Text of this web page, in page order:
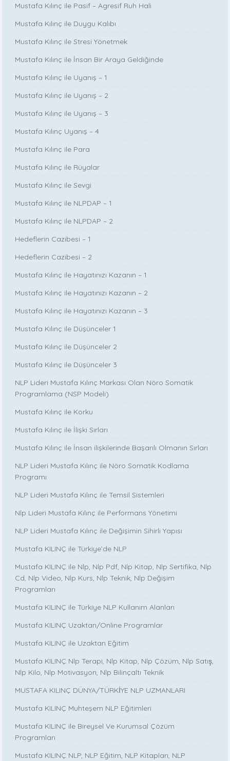
Mustafa Kılınç ile Pasif – Agresif Ruh Hali
Mustafa Kılınç ile Duygu Kalıbı
Mustafa Kılınç ile Stresi Yönetmek
Mustafa Kılınç ile İnsan Bir Araya Geldiğinde
Mustafa Kılınç ile Uyanış – 1
Mustafa Kılınç ile Uyanış – 2
Mustafa Kılınç ile Uyanış – 3
Mustafa Kılınç Uyanış – 4
Mustafa Kılınç ile Para
Mustafa Kılınç ile Rüyalar
Mustafa Kılınç ile Sevgi
Mustafa Kılınç ile NLPDAP – 1
Mustafa Kılınç ile NLPDAP – 2
Hedeflerin Cazibesi – 1
Hedeflerin Cazibesi – 2
Mustafa Kılınç ile Hayatınızı Kazanın – 1
Mustafa Kılınç ile Hayatınızı Kazanın – 2
Mustafa Kılınç ile Hayatınızı Kazanın – 3
Mustafa Kılınç ile Düşünceler 1
Mustafa Kılınç ile Düşünceler 2
Mustafa Kılınç ile Düşünceler 3
NLP Lideri Mustafa Kılınç Markası Olan Nöro Somatik
Programlama (NSP Modeli)
Mustafa Kılınç ile Korku
Mustafa Kılınç ile İlişki Sırları
Mustafa Kılınç ile İnsan ilişkilerinde Başarılı Olmanın Sırları
NLP Lideri Mustafa Kılınç ile Nöro Somatik Kodlama
Programı
NLP Lideri Mustafa Kılınç ile Temsil Sistemleri
Nlp Lideri Mustafa Kılınç ile Performans Yönetimi
NLP Lideri Mustafa Kılınç ile Değişimin Sihirli Yapısı
Mustafa KILINÇ ile Türkiye’de NLP
Mustafa KILINÇ ile Nlp, Nlp Pdf, Nlp Kitap, Nlp Sertifika, Nlp
Cd, Nlp Video, Nlp Kurs, Nlp Teknik, Nlp Değişim
Programları
Mustafa KILINÇ ile Türkiye NLP Kullanım Alanları
Mustafa KILINÇ Uzaktan/Online Programlar
Mustafa KILINÇ ile Uzaktan Eğitim
Mustafa KILINÇ Nlp Terapi, Nlp Kitap, Nlp Çözüm, Nlp Satış,
Nlp Kilo, Nlp Motivasyon, Nlp Bilinçaltı Teknik
MUSTAFA KILINÇ DÜNYA/TÜRKİYE NLP UZMANLARI
Mustafa KILINÇ Muhteşem NLP Eğitimleri
Mustafa KILINÇ ile Bireysel Ve Kurumsal Çözüm
Programları
Mustafa KILINÇ NLP, NLP Eğitim, NLP Kitapları, NLP